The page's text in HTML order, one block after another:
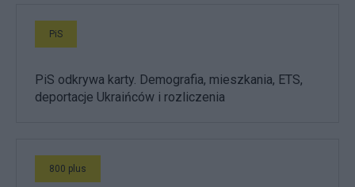
PiS
PiS odkrywa karty. Demografia, mieszkania, ETS,
deportacje Ukraińców i rozliczenia
800 plus